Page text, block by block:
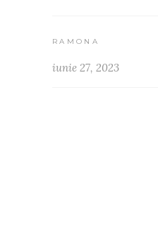
RAMONA
iunie 27, 2023